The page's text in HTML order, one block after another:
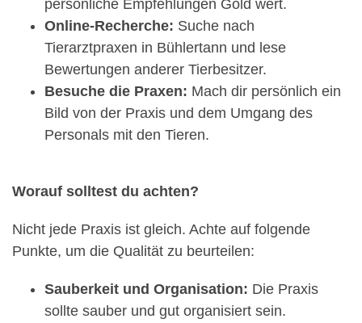
persönliche Empfehlungen Gold wert.
Online-Recherche: Suche nach
Tierarztpraxen in Bühlertann und lese
Bewertungen anderer Tierbesitzer.
Besuche die Praxen: Mach dir persönlich ein
Bild von der Praxis und dem Umgang des
Personals mit den Tieren.
Worauf solltest du achten?
Nicht jede Praxis ist gleich. Achte auf folgende
Punkte, um die Qualität zu beurteilen:
Sauberkeit und Organisation: Die Praxis
sollte sauber und gut organisiert sein.